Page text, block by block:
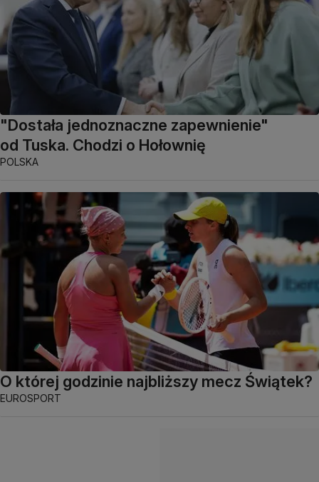
"Dostała jednoznaczne zapewnienie"
od Tuska. Chodzi o Hołownię
POLSKA
O której godzinie najbliższy mecz Świątek?
EUROSPORT